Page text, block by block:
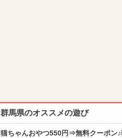
群馬県のオススメの遊び
猫ちゃんおやつ550円⇒無料クーポン♪